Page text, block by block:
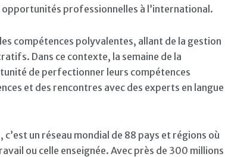
professionnelles à l’international.
compétences polyvalentes, allant de la gestion
Dans ce contexte, la semaine de la
de perfectionner leurs compétences
et des rencontres avec des experts en langue
un réseau mondial de 88 pays et régions où
ou celle enseignée. Avec près de 300 millions